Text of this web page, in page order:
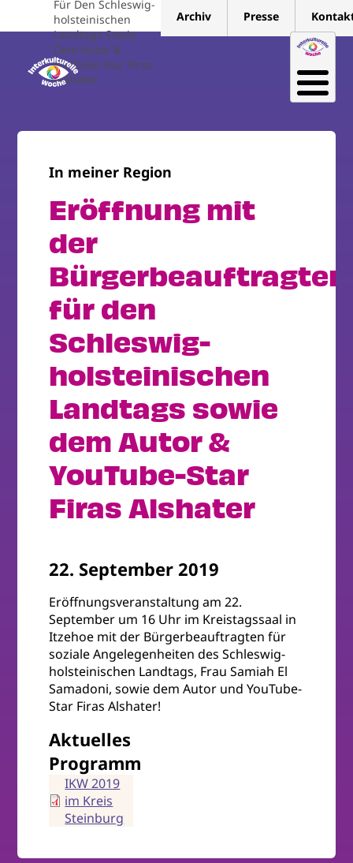
Für Den Schleswig-
holsteinischen
Landtags Sowie
Dem Autor &
YouTube-Star Firas
Alshater
Archiv Presse
In meiner Region
Eröffnung mit
der
Bürgerbeauftragten
für den
Schleswig-
holsteinischen
Landtags sowie
dem Autor &
YouTube-Star
Firas Alshater
22. September 2019
Eröffnungsveranstaltung am 22.
September um 16 Uhr im Kreistagssaal in
Itzehoe mit der Bürgerbeauftragten für
soziale Angelegenheiten des Schleswig-
holsteinischen Landtags, Frau Samiah El
Samadoni, sowie dem Autor und YouTube-
Star Firas Alshater!
Aktuelles
Programm
IKW 2019
im Kreis
Steinburg